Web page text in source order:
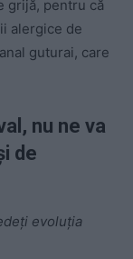
grijă, pentru că
alergice de
guturai, care
nu ne va
de
evoluția